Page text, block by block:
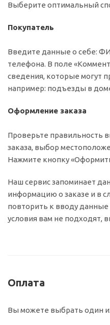
Выберите оптимальный
Покупатель
Введите данные о себе:
телефона. В поле
сведения, которые могут
например: подъезды в
Оформление заказа
Проверьте правильность
заказа, выбор
Нажмите кнопку
Наш сервис запоминает
информацию о заказе и в
повторить к вводу
условия вам не подходят,
Оплата
Вы можете выбрать один